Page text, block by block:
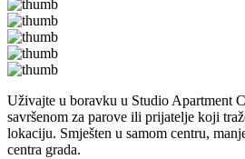
Uživajte u boravku u Studio Apartment
savršenom za parove ili prijatelje koji
lokaciju. Smješten u samom centru,
centra grada.